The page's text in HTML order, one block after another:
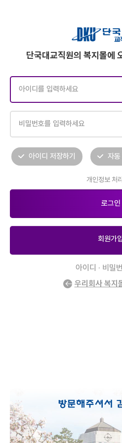
단국대교직원의 복지몰에
아이디 저장하기 자
개인정보 처
회원가
아이디 · 비밀
우리회사 복지